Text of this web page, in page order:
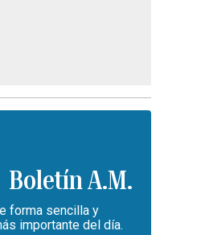
Boletín A.M.
forma sencilla y
importante del día.